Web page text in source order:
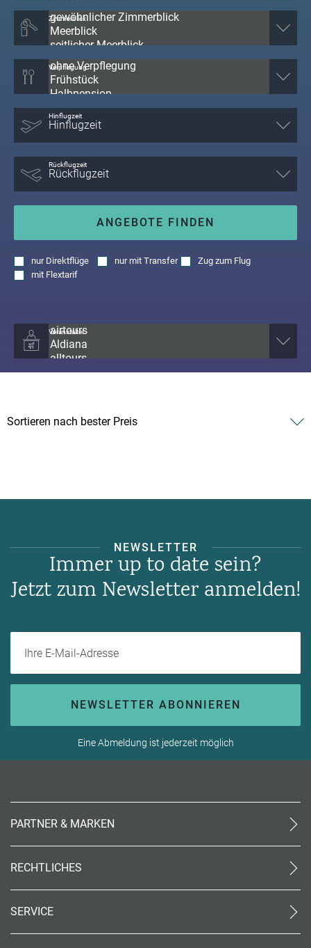
Zimmerblick
ANGEBOTE FINDEN
nur Direktflüge nurmit Transfer
Zug zum Flug
mit Flextarif
Verpflegung
Hinflugzeit
Rückflugzeit
Veranstalter
NEWSLETTER
Immer up to date sein?
Jetzt zum Newsletter anmelden!
NEWSLETTER ABONNIEREN
Eine Abmeldung ist jederzeit möglich
PARTNER & MARKEN
meinreisespezialist
Reiseland
OTTO Reisen
RECHTLICHES
Datenschutz
Impressum
SERVICE